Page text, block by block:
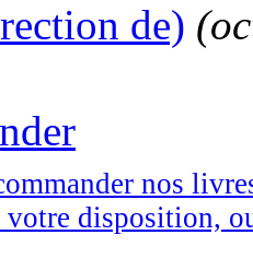
de)
nos
disposition,